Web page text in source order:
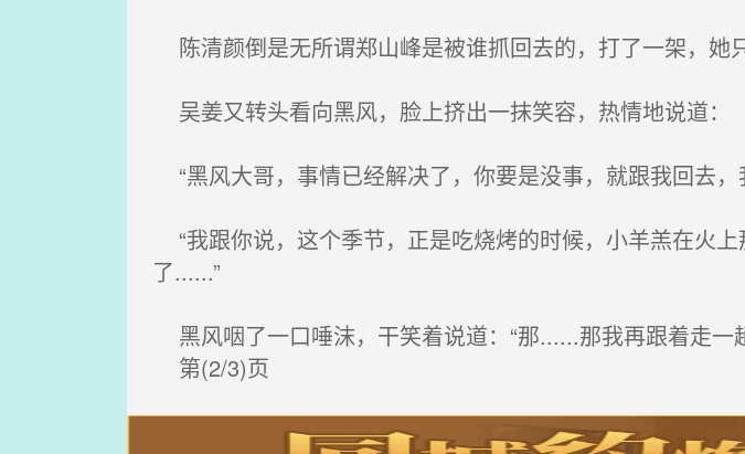
陈清颜倒是无所谓郑山峰是被谁抓回去的，打了一架，她
吴姜又转头看向黑风，脸上挤出一抹笑容，热情地说道：
“黑风大哥，事情已经解决了，你要是没事，就跟我回去，
“我跟你说，这个季节，正是吃烧烤的时候，小羊羔在火
了......”
黑风咽了一口唾沫，干笑着说道：“那......那我再跟着走一
第(2/3)页